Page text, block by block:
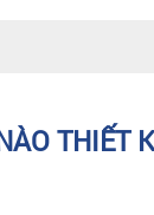
THIẾT